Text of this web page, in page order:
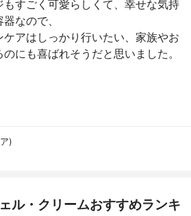
すごく可愛らしくて、幸せな気持
なので、
アはしっかり行いたい、家族やお
にも喜ばれそうだと思いました。
)
ル・クリームおすすめランキ